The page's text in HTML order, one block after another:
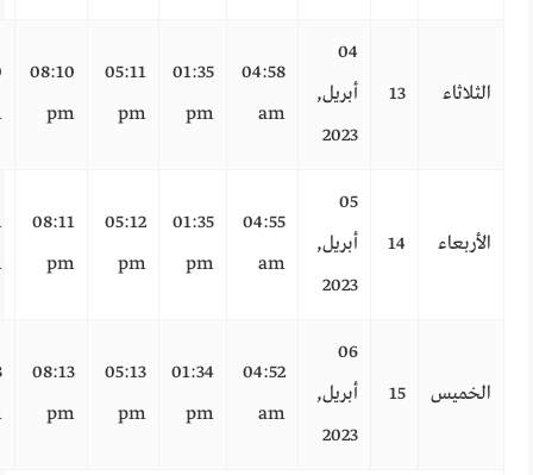
الثلاثاء 13
04
أبريل,
2023
04:58
am
01:35
pm
05:11
pm
08:10
pm
الأربعاء 14
05
أبريل,
2023
04:55
am
01:35
pm
05:12
pm
08:11
pm
الخميس 15
06
أبريل,
2023
04:52
am
01:34
pm
05:13
pm
08:13
pm